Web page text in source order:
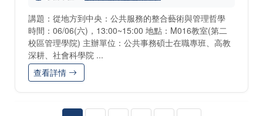
講題：從地方到中央：公共服務的整合藝術與管理哲學
時間：06/06(六)，13:00~15:00 地點：M016教室(第二
校區管理學院) 主辦單位：公共事務碩士在職專班、高教
深耕、社會科學院 ...
查看詳情